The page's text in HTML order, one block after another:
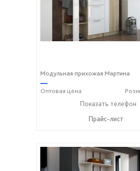
Модульная прихожая Мартина
—
Оптовая цена
+7 (8412) 20-20-37
Показать телефон
Прайс-лист